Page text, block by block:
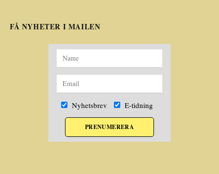
FÅ NYHETER I MAILEN
Nyhetsbrev E-tidning
PRENUMERERA